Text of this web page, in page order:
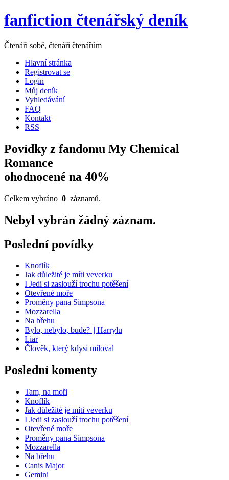
fanfiction čtenářský deník
Čtenáři sobě, čtenáři čtenářům
Hlavní stránka
Registrovat se
Login
Můj deník
Vyhledávání
FAQ
Kontakt
RSS
Povídky z fandomu My Chemical
Romance
ohodnocené na 40%
Celkem vybráno 0 záznamů.
Nebyl vybrán žádný záznam.
Poslední povídky
Knoflík
Jak důležité je míti veverku
I Jedi si zaslouží trochu potěšení
Otevřené moře
Proměny pana Simpsona
Mozzarella
Na břehu
Bylo, nebylo, bude? || Harrylu
Liar
Člověk, který kdysi miloval
Poslední komenty
Tam, na moři
Knoflík
Jak důležité je míti veverku
I Jedi si zaslouží trochu potěšení
Otevřené moře
Proměny pana Simpsona
Mozzarella
Na břehu
Canis Major
Gemini